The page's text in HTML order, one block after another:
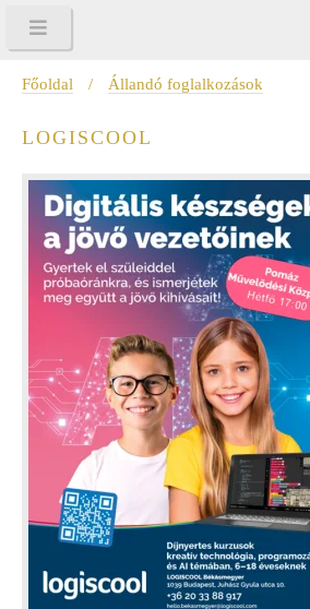
Főoldal / Állandó foglalkozások
LOGISCOOL